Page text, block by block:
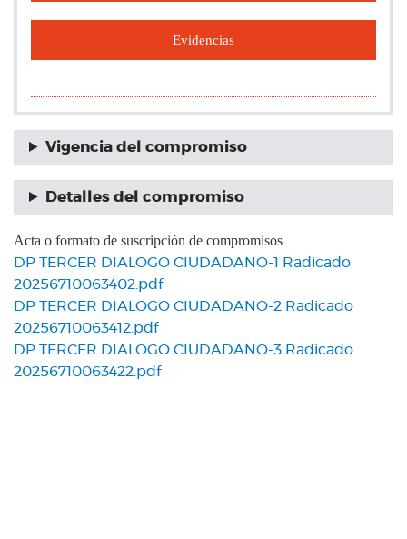
Evidencias
Vigencia del compromiso
Detalles del compromiso
Acta o formato de suscripción de compromisos
DP TERCER DIALOGO CIUDADANO-1 Radicado
20256710063402.pdf
DP TERCER DIALOGO CIUDADANO-2 Radicado
20256710063412.pdf
DP TERCER DIALOGO CIUDADANO-3 Radicado
20256710063422.pdf